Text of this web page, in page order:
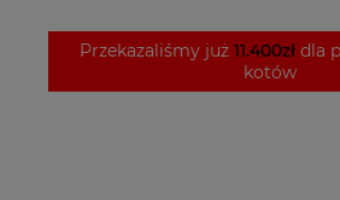
Przekazaliśmy już 11.400zł dla
kotów